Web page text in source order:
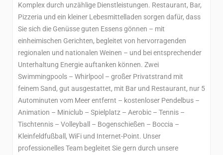
Komplex durch unzählige Dienstleistungen. Restaurant, Bar,
Pizzeria und ein kleiner Lebesmittelladen sorgen dafür, dass
Sie sich die Genüsse guten Essens gönnen – mit
einheimischen Gerichten, begleitet von hervorragenden
regionalen und nationalen Weinen – und bei entsprechender
Unterhaltung Energie auftanken können. Zwei
Swimmingpools – Whirlpool – großer Privatstrand mit
feinem Sand, gut ausgestattet, mit Bar und Restaurant, nur 5
Autominuten vom Meer entfernt – kostenloser Pendelbus –
Animation – Miniclub – Spielplatz – Aerobic – Tennis –
Tischtennis – Volleyball – Bogenschießen – Boccia –
Kleinfeldfußball, WiFi und Internet-Point. Unser
professionelles Team begleitet Sie gern durch unsere